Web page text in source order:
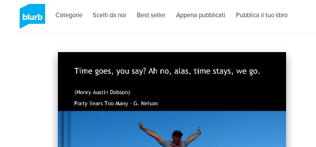
Categorie Scelti da noi Best seller Appena pubblicati Pubblica il tuo libro